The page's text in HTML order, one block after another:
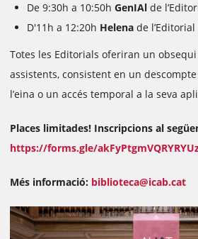
De 9:30h a 10:50h GenIAl de
D'11h a 12:20h Helena de l’Editorial
Totes les Editorials oferiran un
assistents, consistent en un
l’eina o un accés temporal a la seva
Places limitades! Inscripcions al
https://forms.gle/
Més informació: biblioteca@icab.cat